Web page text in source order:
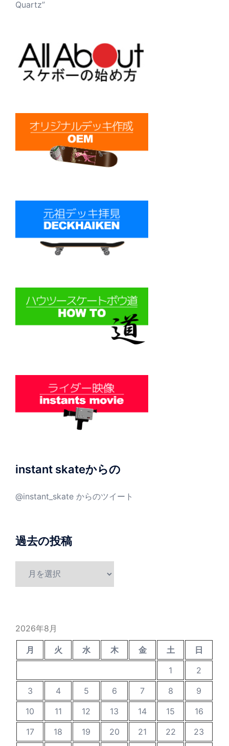
Quartz”
instant skateからの
@instant_skate からのツイート
過去の投稿
2026年8月
月 火 水 木 金 土
日
1
2
3
4 5 6 7 8
9
10
11 12 13 14 15
16
17
18 19 20 21 22
23